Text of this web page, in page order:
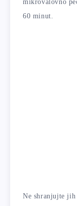
mikrovalovno
60 minut.
Ne shranjujte jih